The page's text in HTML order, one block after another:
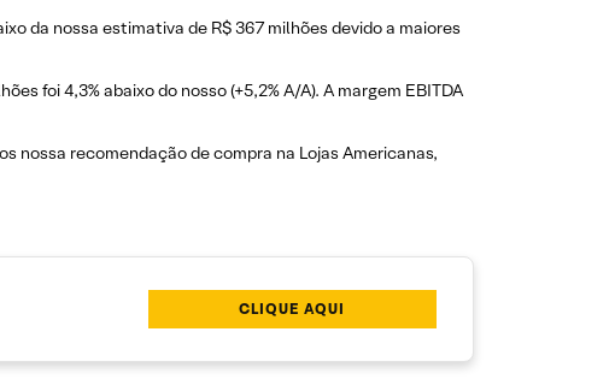
da nossa estimativa de R$ 367 milhões devido a maiores
foi 4,3% abaixo do nosso (+5,2% A/A). A margem EBITDA
nossa recomendação de compra na Lojas Americanas,
CLIQUE AQUI